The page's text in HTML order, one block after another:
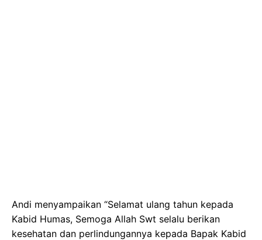
Andi menyampaikan “Selamat ulang tahun kepada
Kabid Humas, Semoga Allah Swt selalu berikan
kesehatan dan perlindungannya kepada Bapak Kabid